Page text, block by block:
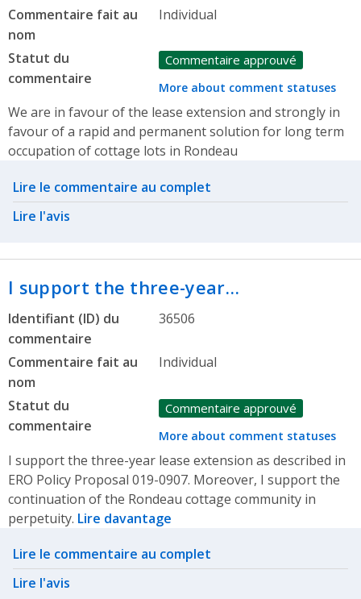
Commentaire fait au
nom
Individual
Statut du
commentaire
Commentaire approuvé
More about comment statuses
We are in favour of the lease extension and strongly in
favour of a rapid and permanent solution for long term
occupation of cottage lots in Rondeau
Related actions
Lire le commentaire au complet
Lire l'avis
I support the three-year…
Identifiant (ID) du
commentaire
36506
Commentaire fait au
nom
Individual
Statut du
commentaire
Commentaire approuvé
More about comment statuses
I support the three-year lease extension as described in
ERO Policy Proposal 019-0907. Moreover, I support the
continuation of the Rondeau cottage community in
perpetuity. Lire davantage
Related actions
Lire le commentaire au complet
Lire l'avis